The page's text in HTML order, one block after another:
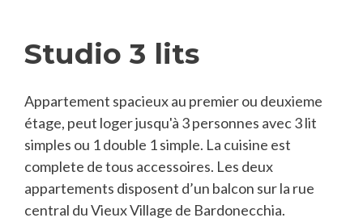
Studio 3 lits
Appartement spacieux au premier ou deuxieme
étage, peut loger jusqu'à 3 personnes avec 3 lit
simples ou 1 double 1 simple. La cuisine est
complete de tous accessoires. Les deux
appartements disposent d’un balcon sur la rue
central du Vieux Village de Bardonecchia.